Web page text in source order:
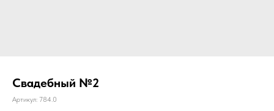
Свадебный №2
Артикул: 784.0